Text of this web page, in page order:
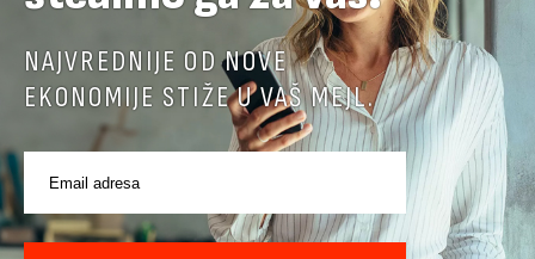
NAJVREDNIJE OD NOVE
EKONOMIJE STIŽE U VAŠ MEJL.